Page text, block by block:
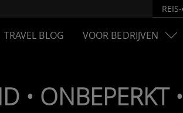
TRAVEL BLOG VOOR BEDRIJVEN
•